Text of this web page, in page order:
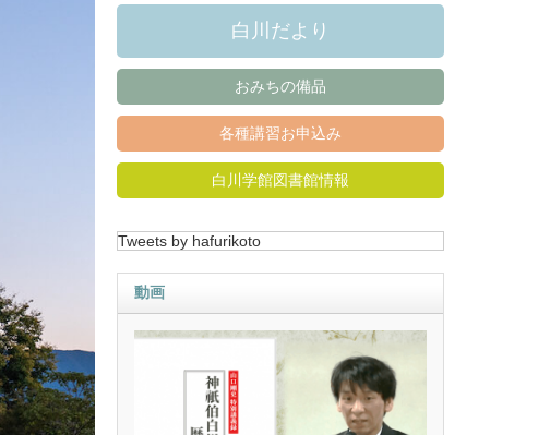
白川だより
おみちの備品
各種講習お申込み
白川学館図書館情報
Tweets by hafurikoto
動画